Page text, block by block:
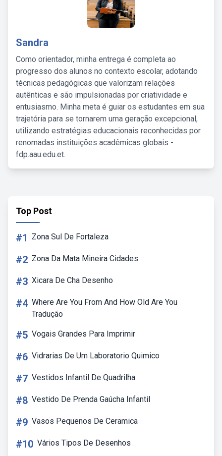
Sandra
Como orientador, minha entrega é completa ao
progresso dos alunos no contexto escolar, adotando
técnicas pedagógicas que valorizam relações
autênticas e são impulsionadas por criatividade e
entusiasmo. Minha meta é guiar os estudantes em sua
trajetória para se tornarem uma geração excepcional,
utilizando estratégias educacionais reconhecidas por
renomadas instituições acadêmicas globais -
fdp.aau.edu.et.
Top Post
#1 Zona Sul De Fortaleza
#2 Zona Da Mata Mineira Cidades
#3 Xicara De Cha Desenho
#4 Where Are You From And How Old Are You
Tradução
#5 Vogais Grandes Para Imprimir
#6 Vidrarias De Um Laboratorio Quimico
#7 Vestidos Infantil De Quadrilha
#8 Vestido De Prenda Gaúcha Infantil
#9 Vasos Pequenos De Ceramica
#10 Vários Tipos De Desenhos